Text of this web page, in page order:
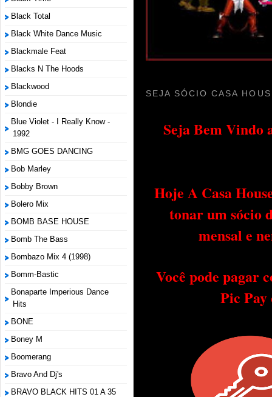
Black Total
Black White Dance Music
Blackmale Feat
Blacks N The Hoods
Blackwood
Blondie
Blue Violet - I Really Know -
1992
BMG GOES DANCING
Bob Marley
Bobby Brown
Bolero Mix
BOMB BASE HOUSE
Bomb The Bass
Bombazo Mix 4 (1998)
Bomm-Bastic
Bonaparte Imperious Dance
Hits
BONE
Boney M
Boomerang
Bravo And Dj's
BRAVO BLACK HITS 01 A 35
SEJA SÓCIO CASA
Seja Bem Vindo
Hoje A Casa
tonar um sócio
mensal e
Você pode pagar
Pic